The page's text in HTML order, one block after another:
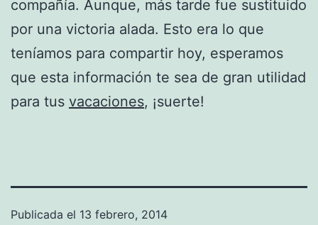
compañía. Aunque, más tarde fue sustituido
por una victoria alada. Esto era lo que
teníamos para compartir hoy, esperamos
que esta información te sea de gran utilidad
para tus vacaciones, ¡suerte!
Publicada el 13 febrero, 2014